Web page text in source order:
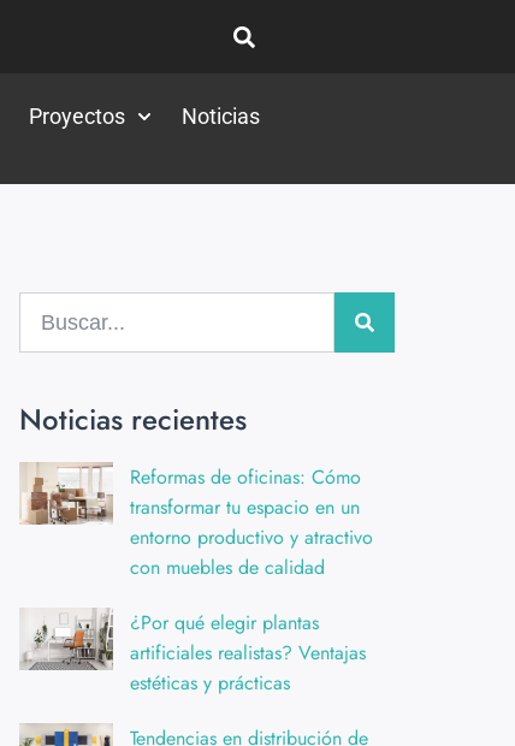
Proyectos Noticias
Noticias recientes
Reformas de oficinas: Cómo
transformar tu espacio en un
entorno productivo y atractivo
con muebles de calidad
¿Por qué elegir plantas
artificiales realistas? Ventajas
estéticas y prácticas
Tendencias en distribución de